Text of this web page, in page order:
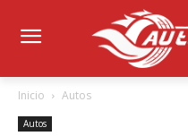
Inicio Autos
Autos